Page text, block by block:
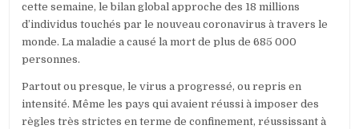
TOUCHÉS
MORTS
cette semaine, le bilan global approche des 18 millions
d’individus touchés par le nouveau coronavirus à travers le
monde. La maladie a causé la mort de plus de 685 000
personnes.
Partout ou presque, le virus a progressé, ou repris en
intensité. Même les pays qui avaient réussi à imposer des
règles très strictes en terme de confinement, réussissant à